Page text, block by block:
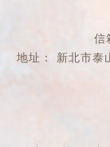
新北市泰